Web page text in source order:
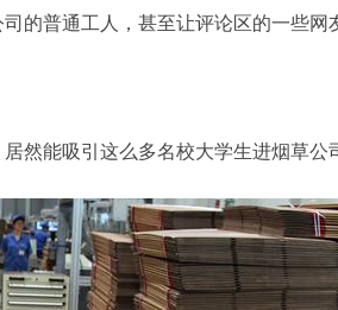
的普通工人，甚至让评论区的一些网
然能吸引这么多名校大学生进烟草公